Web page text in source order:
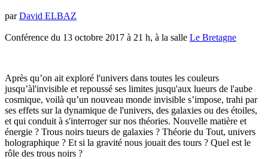
parDavid ELBAZ
Conférence du 13 octobre 2017 à 21 h, à la salle Le Bretagne
Après qu’on ait exploré l'univers dans toutes les couleurs
jusqu’àl'invisible et repoussé ses limites jusqu'aux lueurs de l'aube
cosmique, voilà qu’un nouveau monde invisible s’impose, trahi par
ses effets sur la dynamique de l'univers, des galaxies ou des étoiles,
et qui conduit à s'interroger sur nos théories. Nouvelle matière et
énergie ? Trous noirs tueurs de galaxies ? Théorie du Tout, univers
holographique ? Et si la gravité nous jouait des tours ? Quel est le
rôle des trous noirs ?